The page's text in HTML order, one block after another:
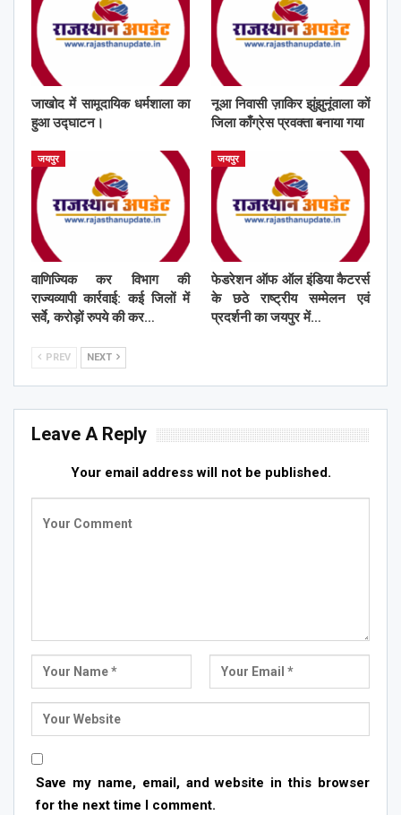
जाखोद में सामूदायिक धर्मशाला का
हुआ उद्घाटन।
नूआ निवासी ज़ाकिर झुंझुनूंवाला कों
जिला काँग्रेस प्रवक्ता बनाया गया
जयपुर
वाणिज्यिक कर विभाग की
राज्यव्यापी कार्रवाई: कई जिलों में
सर्वे, करोड़ों रुपये की कर…
जयपुर
फेडरेशन ऑफ ऑल इंडिया कैटरर्स
के छठे राष्ट्रीय सम्मेलन एवं
प्रदर्शनी का जयपुर में…
PREV NEXT
Leave A Reply
Your email address will not be published.
Save my name, email, and website in this browser
for the next time I comment.